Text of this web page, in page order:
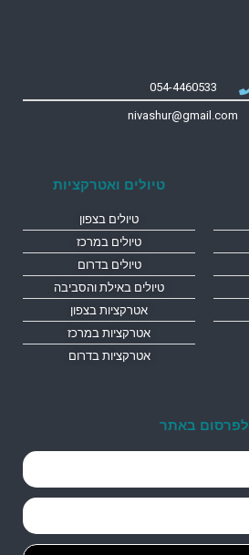
054-4460533
nivashur@gmail.com
טיולים ואטרקציות
טיולים בצפון
טיולים במרכז
טיולים בדרום
טיולים באילת והסביבה
אטרקציות בצפון
אטרקציות במרכז
אטרקציות בדרום
לפרסום באתר